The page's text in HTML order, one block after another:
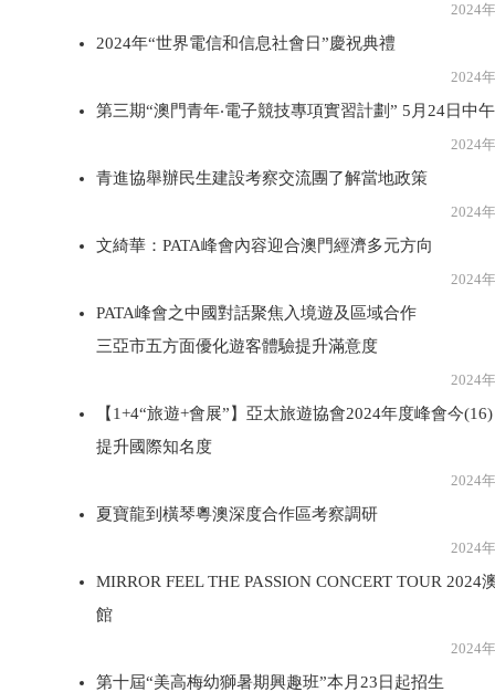
2024年5月17
2024年“世界電信和信息社會日”慶祝典禮
2024年5月17
第三期“澳門青年‧電子競技專項實習計劃” 5月24日中
2024年5月17
青進協舉辦民生建設考察交流團了解當地政策
2024年5月17
文綺華：PATA峰會內容迎合澳門經濟多元方向
2024年5月16
PATA峰會之中國對話聚焦入境遊及區域合作
三亞市五方面優化遊客體驗提升滿意度
2024年5月16
【1+4“旅遊+會展”】亞太旅遊協會2024年度峰會今
提升國際知名度
2024年5月16
夏寶龍到橫琴粵澳深度合作區考察調研
2024年5月16
MIRROR FEEL THE PASSION CONCERT TOUR 2024
館
2024年5月16
第十屆“美高梅幼獅暑期興趣班”本月23日起招生